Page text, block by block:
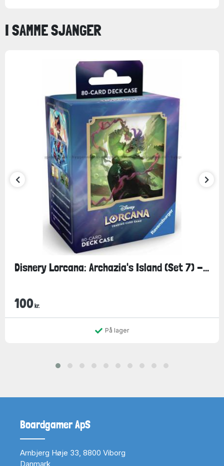
I SAMME SJANGER
Disnery Lorcana: Archazia's Island (Set 7) -...
100 kr.
På lager
Boardgamer ApS
Arnbjerg Høje 33, 8800 Viborg
Danmark